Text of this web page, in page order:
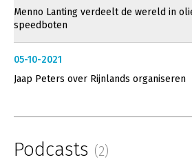
Menno Lanting verdeelt de wereld in
speedboten
05-10-2021
Jaap Peters over Rijnlands organiseren
Podcasts (2)